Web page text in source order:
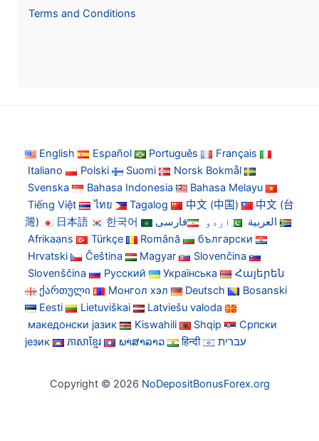
Terms and Conditions
English Español Português
Français
Italiano
Polski Suomi
Norsk Bokmål
Svenska
Bahasa Indonesia
Bahasa Melayu
Tiếng Việt
ไทย Tagalog 中文 (中国)
中文 (台
灣)
日本語 한국어 العربية اردو
فارسی
Afrikaans
Türkçe Română
български
Hrvatski
Čeština Magyar
Slovenčina
Slovenščina
Русский Українська
Հայերեն
ქართული
Монгол хэл Deutsch
Bosanski
Eesti
Lietuviškai
Latviešu valoda
македонски јазик
Kiswahili Shqip
Српски
језик
ភាសាខ្មែរ ພາສາລາວ हिन्दी עברית
Copyright © 2026 NoDepositBonusForex.org